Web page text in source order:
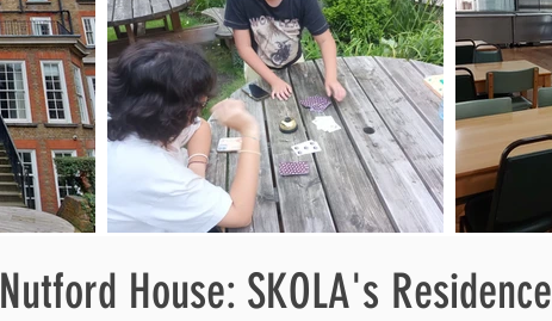
Nutford House: SKOLA's Residence